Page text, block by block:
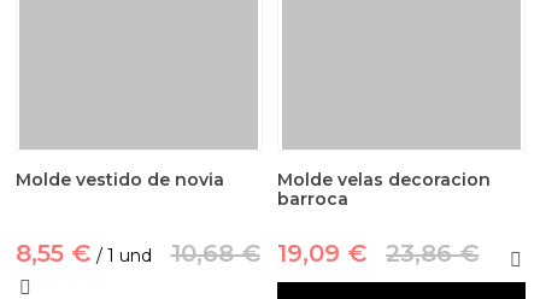
Molde vestido de novia
8,55 € / 1 und 10,68 €
Molde velas decoracion
barroca
19,09 € 23,86 €